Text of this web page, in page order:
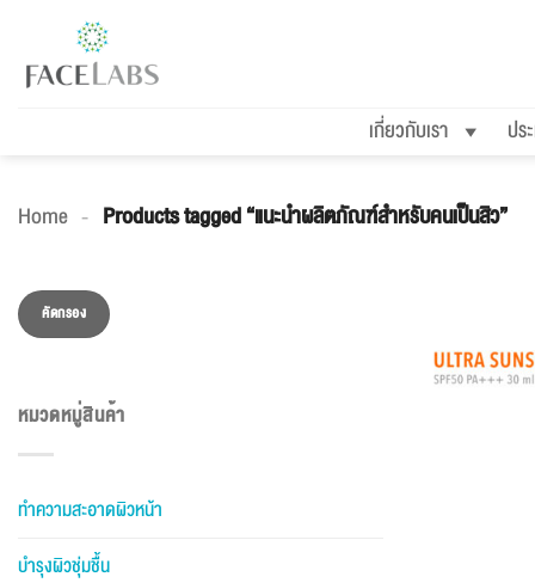
เกี่ยวกับเรา ป
Home - Products tagged “แนะนำผลิตภัณฑ์สำหรับคนเป็นสิว”
ราคา
ต่ำ
สุด
ราคา
สูงสุดคัดกรอง
หมวดหมู่สินค้า
ทำความสะอาดผิวหน้า
บำรุงผิวชุ่มชื้น